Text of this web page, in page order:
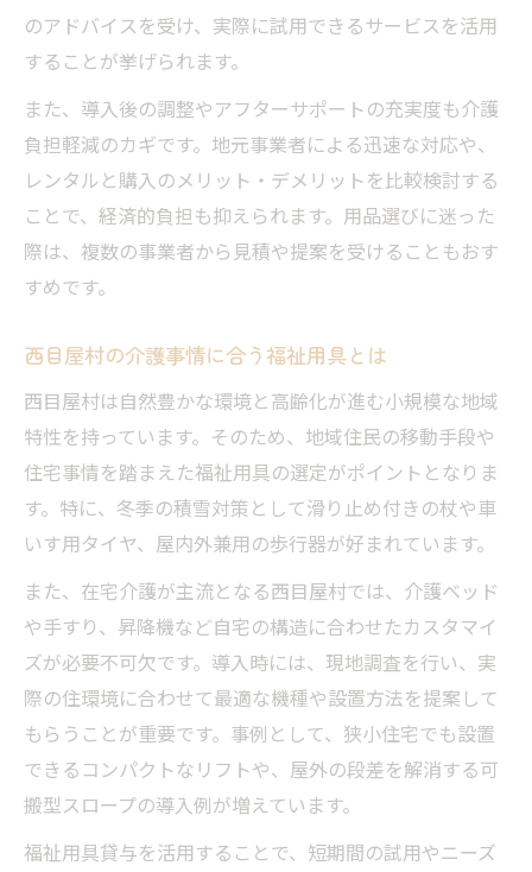
のアドバイスを受け、実際に試用できるサービスを活用
することが挙げられます。
また、導入後の調整やアフターサポートの充実度も介護
負担軽減のカギです。地元事業者による迅速な対応や、
レンタルと購入のメリット・デメリットを比較検討する
ことで、経済的負担も抑えられます。用品選びに迷った
際は、複数の事業者から見積や提案を受けることもおす
すめです。
西目屋村の介護事情に合う福祉用具とは
西目屋村は自然豊かな環境と高齢化が進む小規模な地域
特性を持っています。そのため、地域住民の移動手段や
住宅事情を踏まえた福祉用具の選定がポイントとなりま
す。特に、冬季の積雪対策として滑り止め付きの杖や車
いす用タイヤ、屋内外兼用の歩行器が好まれています。
また、在宅介護が主流となる西目屋村では、介護ベッド
や手すり、昇降機など自宅の構造に合わせたカスタマイ
ズが必要不可欠です。導入時には、現地調査を行い、実
際の住環境に合わせて最適な機種や設置方法を提案して
もらうことが重要です。事例として、狭小住宅でも設置
できるコンパクトなリフトや、屋外の段差を解消する可
搬型スロープの導入例が増えています。
福祉用具貸与を活用することで、短期間の試用やニーズ